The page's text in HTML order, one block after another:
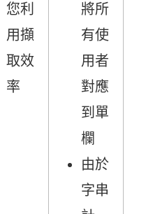
您利
用擷
取效
率
將所
有使
用者
對應
到單
欄
由於
字串